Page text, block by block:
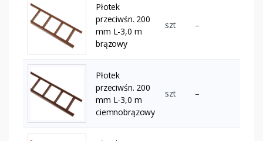
Płotek
przeciwśn. 200
mm L-3,0 m
brązowy
szt –
Płotek
przeciwśn. 200
mm L-3,0 m
ciemnobrązowy
szt –